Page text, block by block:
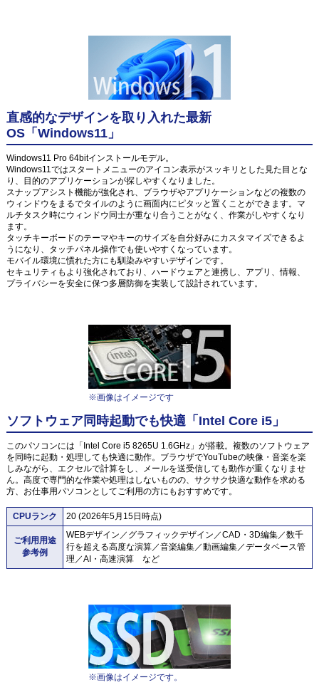
直感的なデザインを取り入れた最新
OS「Windows11」
Windows11 Pro 64bitインストールモデル。
Windows11ではスタートメニューのアイコン表示がスッキリとした見た目とな
り、目的のアプリケーションが探しやすくなりました。
スナップアシスト機能が強化され、ブラウザやアプリケーションなどの複数の
ウィンドウをまるでタイルのように画面内にピタッと置くことができます。マ
ルチタスク時にウィンドウ同士が重なり合うことがなく、作業がしやすくなり
ます。
タッチキーボードのテーマやキーのサイズを自分好みにカスタマイズできるよ
うになり、タッチパネル操作でも使いやすくなっています。
モバイル環境に慣れた方にも馴染みやすいデザインです。
セキュリティもより強化されており、ハードウェアと連携し、アプリ、情報、
プライバシーを安全に保つ多層防御を実装して設計されています。
※画像はイメージです
ソフトウェア同時起動でも快適「Intel Core i5」
このパソコンには「Intel Core i5 8265U 1.6GHz」が搭載。複数のソフトウェア
を同時に起動・処理しても快適に動作。ブラウザでYouTubeの映像・音楽を楽
しみながら、エクセルで計算をし、メールを送受信しても動作が重くなりませ
ん。高度で専門的な作業や処理はしないものの、サクサク快適な動作を求める
方、お仕事用パソコンとしてご利用の方にもおすすめです。
CPUランク 20 (2026年5月15日時点)
ご利用用途
参考例
WEBデザイン／グラフィックデザイン／CAD・3D編集／数千
行を超える高度な演算／音楽編集／動画編集／データベース管
理／AI・高速演算 など
※画像はイメージです。